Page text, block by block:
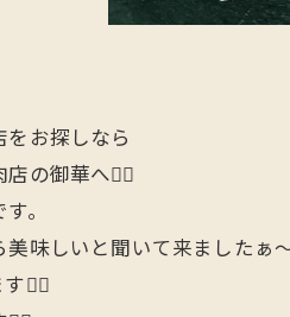
お探しなら
の御華へ🙋‍♂️
。
味しいと聞いて来ましたぁ
🙇‍♂️